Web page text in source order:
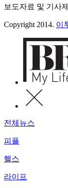
보도자료 및 기사
Copyright 2014. 이
전체뉴스
피플
헬스
라이프